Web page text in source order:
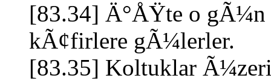
[83.34] Ä°ÅŸte o gÃ¼n
kÃ¢firlere gÃ¼lerler.
[83.35] Koltuklar